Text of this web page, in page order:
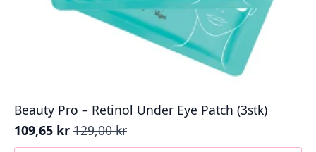
Beauty Pro – Retinol Under Eye Patch (3stk)
129,00kr
Opprinnelig
109,65 kr
Nåværende